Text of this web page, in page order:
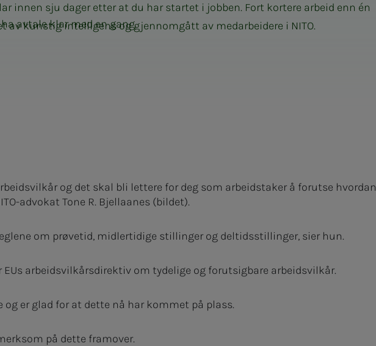
innen sju dager etter at du har startet i jobben. Fort kortere arbeid enn én
avtale klar med en gang.
arbeidsavtale trenger du ikke foreta deg noe.
av kunstig intelligens og gjennomgått av medarbeidere i NITO.
og det skal bli lettere for deg som arbeidstaker å forutse hvordan
advokat Tone R. Bjellaanes (bildet).
om prøvetid, midlertidige stillinger og deltidsstillinger, sier hun.
arbeidsvilkårsdirektiv om tydelige og forutsigbare arbeidsvilkår.
og er glad for at dette nå har kommet på plass.
på dette framover.